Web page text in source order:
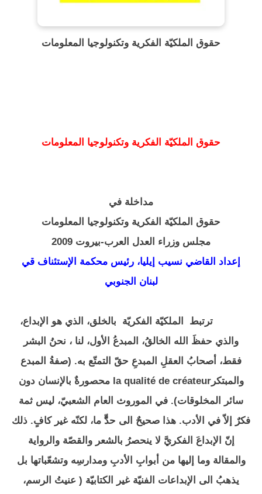
حقوق الملكيّة الفكرية وتكنولوجيا المعلومات
حقوق الملكيّة الفكرية وتكنولوجيا المعلومات
مداخلة في
حقوق الملكيّة الفكرية وتكنولوجيا المعلومات
مجلس وزراء العدل العرب-بيروت 2009
إعداد القاضي نسيب إيليا، رئيس محكمة الإستئناف قي
لبنان الجنوبي
ترتبط الملكيّة الفكريّة بالخلق، الذي هو الإبداع،
والذي حفظَ الله الخالقُ، المبدعُ الأول، لنا ، نحنُ البشر
فقط، أصحابُ العقلِِ المبدعِ حقّ التمتّع به. (صفةُ المبدع
والمبتكرla qualité de créateur محصورةٌ بالإنسان دون
سائر المخلوقات). في الموروث العام الشعبيّ، ليس ثمة
فكرٌ إلاّ في الأدب. هذا صحيحٌ الى حدٍّّ ما، لكنّه غير كافٍ. ذلك
إنّ الإبداعَ الفكريَّ لا ينحصرُ بالشعر والقصّة والرواية
والمقالة وما إليها من أبوابِ الأدبِ ومدارسِه وتشعّباتها بل
يذهبُ الى الإبداعات الفنيّة غير الكتابيّة ( عنيتُ الرسم،